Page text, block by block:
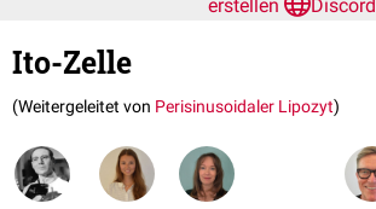
erstellen
Discord
Ito-Zelle
(Weitergeleitet von Perisinusoidaler Lipozyt)